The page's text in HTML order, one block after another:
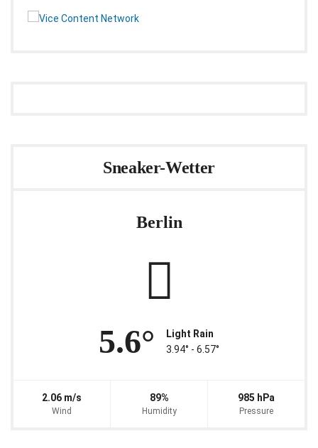
Sneaker-Wetter
Berlin
5.6°
Light Rain
3.94° ‐ 6.57°
2.06 m/s
Wind
89%
Humidity
985 hPa
Pressure